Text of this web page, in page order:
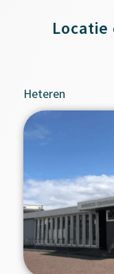
Heteren